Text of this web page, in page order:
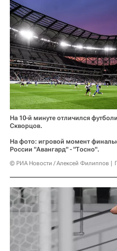
На 10-й минуте отличился
Скворцов.
На фото: игровой момент
России "Авангард" - "Тосно".
© РИА Новости / Алексей Филиппов